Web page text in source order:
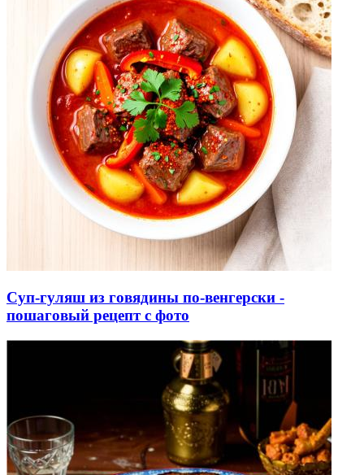
Суп-гуляш из говядины по-венгерски -
пошаговый рецепт с фото